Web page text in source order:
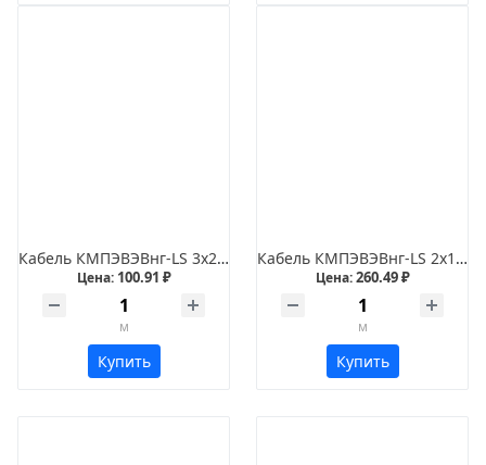
Кабель КМПЭВЭВнг-LS 3х2,5
Цена: 100.91 ₽
м
Купить
Кабель КМПЭВЭВнг-LS 2х1,5
Цена:260.49 ₽
м
Купить